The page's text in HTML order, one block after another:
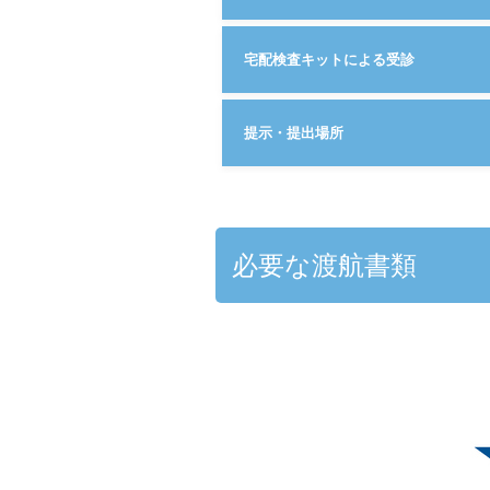
宅配検査キットによる受診
提示・提出場所
必要な渡航書類